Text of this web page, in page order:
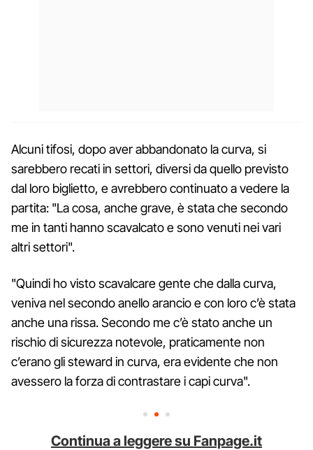
Alcuni tifosi, dopo aver abbandonato la curva, si
sarebbero recati in settori, diversi da quello previsto
dal loro biglietto, e avrebbero continuato a vedere la
partita: "La cosa, anche grave, è stata che secondo
me in tanti hanno scavalcato e sono venuti nei vari
altri settori".
"Quindi ho visto scavalcare gente che dalla curva,
veniva nel secondo anello arancio e con loro c’è stata
anche una rissa. Secondo me c’è stato anche un
rischio di sicurezza notevole, praticamente non
c’erano gli steward in curva, era evidente che non
avessero la forza di contrastare i capi curva".
Continua a leggere su Fanpage.it